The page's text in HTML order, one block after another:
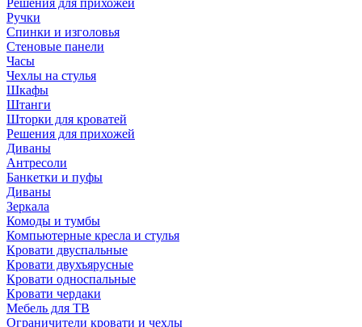
Ручки
Спинки и изголовья
Стеновые панели
Часы
Чехлы на стулья
Шкафы
Штанги
Шторки для кроватей
Решения для прихожей
Диваны
Антресоли
Банкетки и пуфы
Диваны
Зеркала
Комоды и тумбы
Компьютерные кресла и стулья
Кровати двуспальные
Кровати двухъярусные
Кровати односпальные
Кровати чердаки
Мебель для ТВ
Ограничители кровати и чехлы